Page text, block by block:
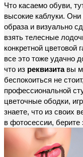
Что касаемо обуви,
высокие каблуки.
образа и визуально
взять телесные
конкретной цветовой
все это тоже удачно
что из реквизитавы
беспокоиться не
профессиональной
цветочные ободки,
знаете, что из своих
в фотосессии, берите